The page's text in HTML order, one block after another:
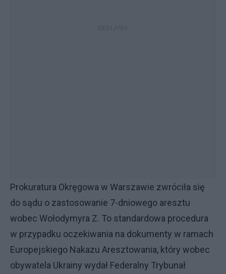
Prokuratura Okręgowa w Warszawie zwróciła się
do sądu o zastosowanie 7-dniowego aresztu
wobec Wołodymyra Z. To standardowa procedura
w przypadku oczekiwania na dokumenty w ramach
Europejskiego Nakazu Aresztowania, który wobec
obywatela Ukrainy wydał Federalny Trybunał